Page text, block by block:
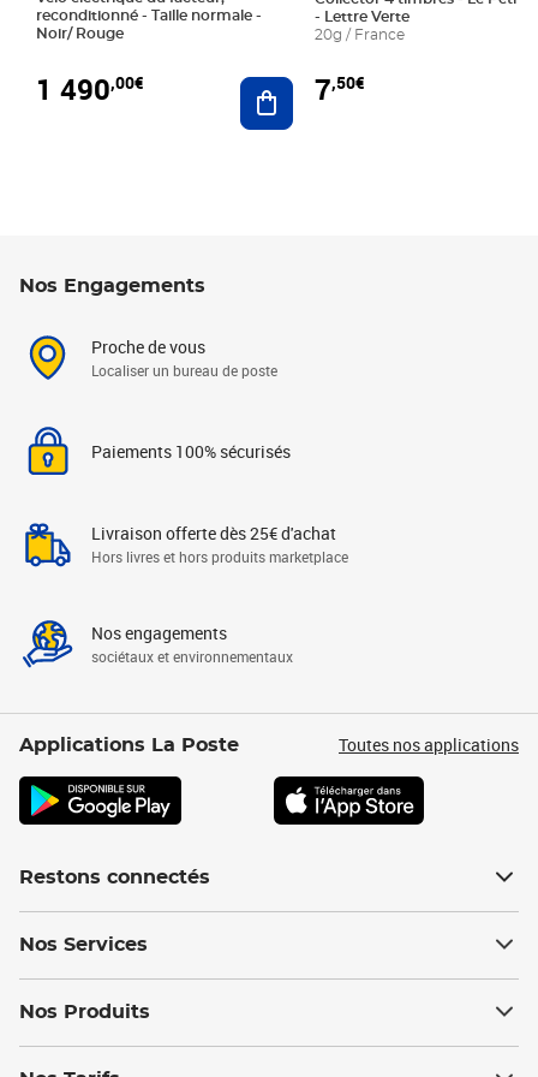
reconditionné - Taille normale -
Noir/ Rouge
1 490,00€ Ajouter au panier
- Lettre Verte
20g / France
7,50€
Nos Engagements
Proche de vous
Localiser un bureau de poste
Paiements 100% sécurisés
Livraison offerte dès 25€ d'achat
Hors livres et hors produits marketplace
Nos engagements
sociétaux et environnementaux
Applications La Poste Toutes nos applications
Restons connectés
Nos Services
Nos Produits